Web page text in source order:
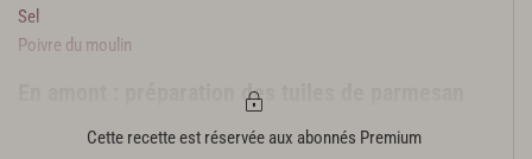
Sel
Poivre du moulin
En amont : préparation des tuiles de parmesan
30 g de parmesan râpé
Cette recette est réservée aux abonnés Premium